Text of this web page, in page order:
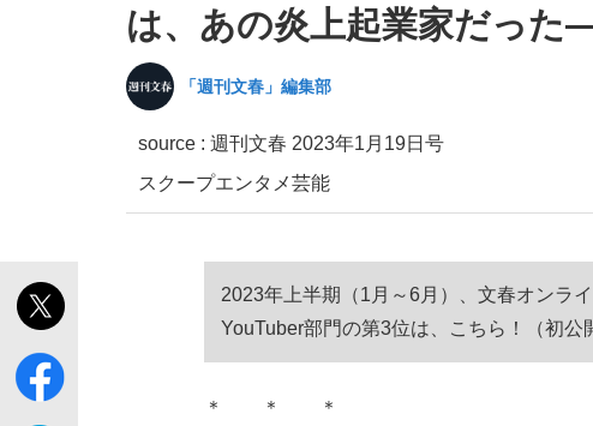
は、あの炎上起業家だっ
「週刊文春」編集部
source : 週刊文春 2023年1月19日号
スクープエンタメ芸能
2023年上半期（1月～6月）、文春オンラ
YouTuber部門の第3位は、こちら！（初公
＊ ＊ ＊